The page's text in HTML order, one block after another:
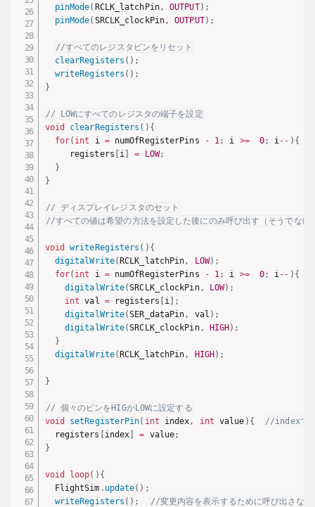
pinMode( RCLK_latchPin, OUTPUT) ;
pinMode( SRCLK_clockPin, OUTPUT) ;
//すべてのレジスタピンをリセット
clearRegisters ( ) ;
writeRegisters ( ) ;
}
// LOWにすべてのレジスタの端子を設定
void
clearRegisters ( ) {
for( int i = numOfRegisterPins - 1; i >= 0; i-- ) {
     registers
i = LOW;
}
}
// ディスプレイレジスタのセット
//すべての値は希望の方法を設定した後にのみ呼び出す（そうでなけ
void writeRegisters ( ) {
digitalWrite( RCLK_latchPin, LOW) ;
for( int i = numOfRegisterPins - 1; i >= 0; i-- ) {
digitalWrite(SRCLK_clockPin, LOW) ;
int val = registers i
;
digitalWrite(SER_dataPin, val ) ;
digitalWrite(SRCLK_clockPin, HIGH ) ;
}
digitalWrite( RCLK_latchPin, HIGH ) ;
}
// 個々のピンをHIGかLOWに設定する
void
setRegisterPin( int index, int value ) {
//indexでピ
  registers
index = value;
}
void loop( ) {
  FlightSim
. update( ) ;
writeRegisters ( ) ; //変更内容を表示するために呼び出さなけ